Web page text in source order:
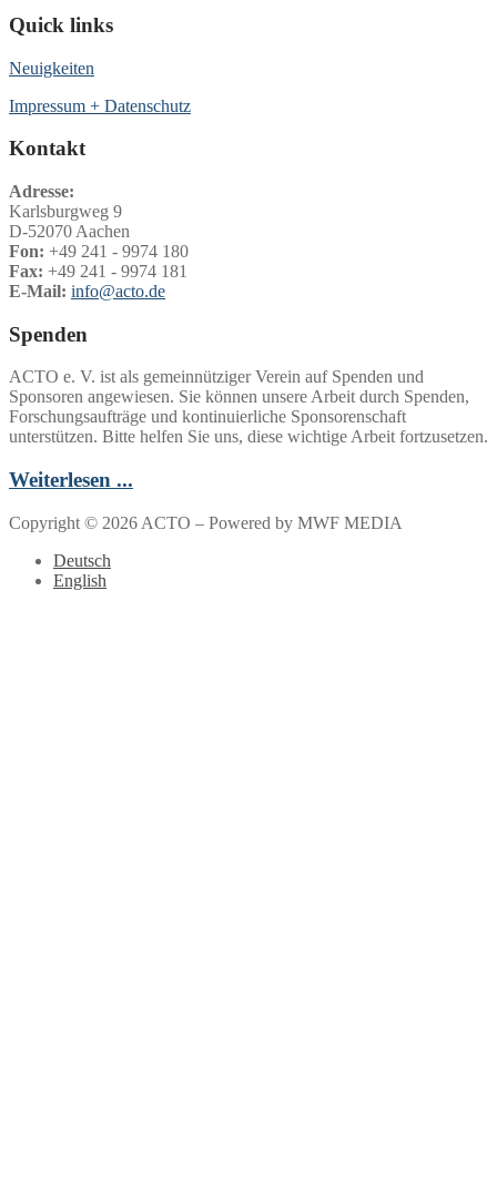
Quick links
Neuigkeiten
Impressum + Datenschutz
Kontakt
Adresse:
Karlsburgweg 9
D-52070 Aachen
Fon: +49 241 - 9974 180
Fax: +49 241 - 9974 181
E-Mail: info@acto.de
Spenden
ACTO e. V. ist als gemeinnütziger Verein auf Spenden und
Sponsoren angewiesen. Sie können unsere Arbeit durch Spenden,
Forschungsaufträge und kontinuierliche Sponsorenschaft
unterstützen. Bitte helfen Sie uns, diese wichtige Arbeit fortzusetzen.
Weiterlesen ...
Copyright © 2026 ACTO – Powered by MWF MEDIA
Deutsch
English